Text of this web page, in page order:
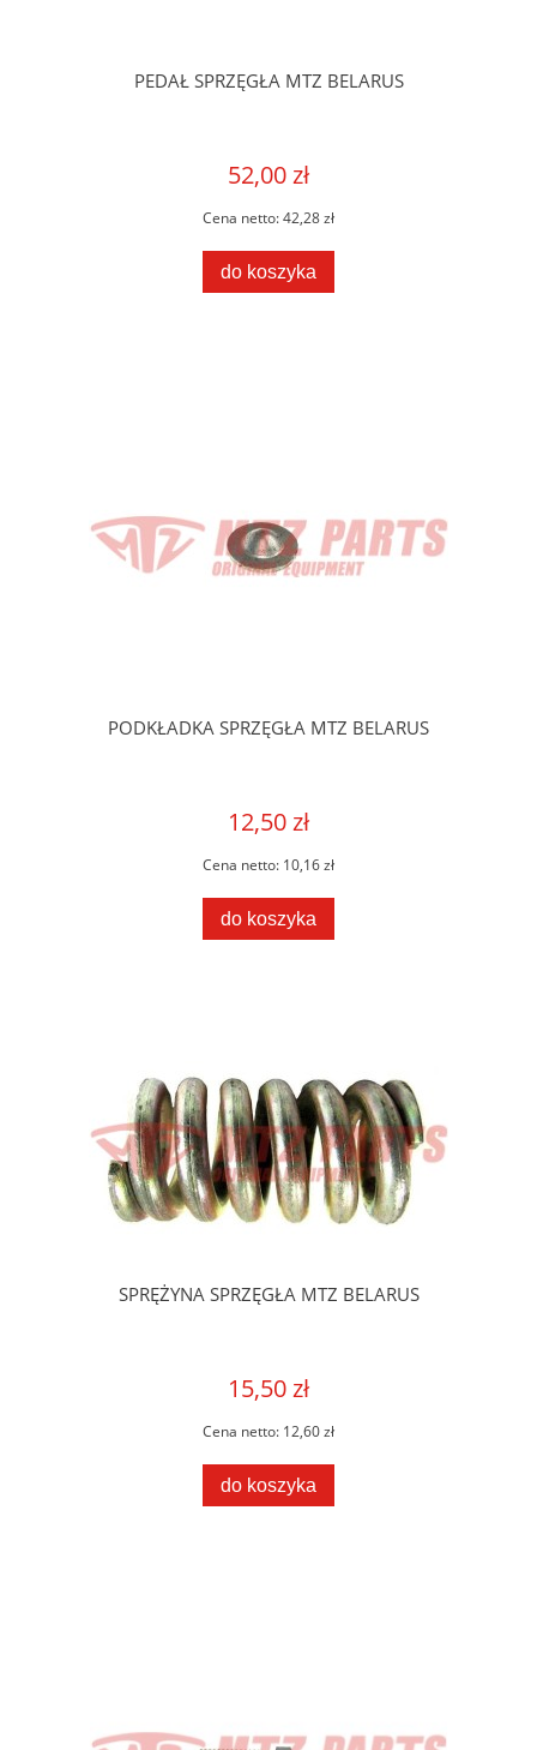
PEDAŁ SPRZĘGŁA MTZ BELARUS
52,00 zł
Cena netto:42,28 zł
do koszyka
PODKŁADKA SPRZĘGŁA MTZ BELARUS
12,50 zł
Cena netto: 10,16 zł
do koszyka
SPRĘŻYNA SPRZĘGŁA MTZ BELARUS
15,50 zł
Cena netto: 12,60 zł
do koszyka